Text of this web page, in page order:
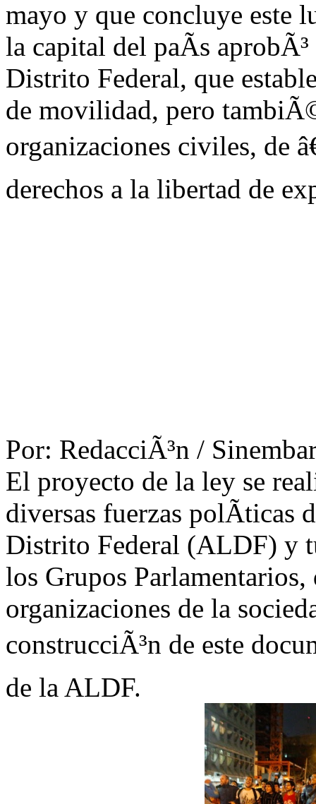
mayo y que concluye este
la capital del paÃ­s
Distrito Federal, que
de movilidad, pero
organizaciones civiles, de
derechos a la libertad de
Por: RedacciÃ³n /
El proyecto de la ley se
diversas fuerzas polÃ­ticas
Distrito Federal (ALDF) y
los Grupos
organizaciones de la
construcciÃ³n de este
de la ALDF.